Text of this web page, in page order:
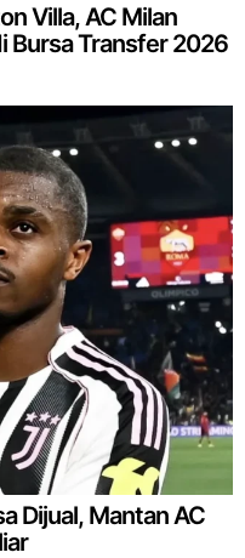
Villa, AC Milan
Bursa Transfer 2026
Dijual, Mantan AC